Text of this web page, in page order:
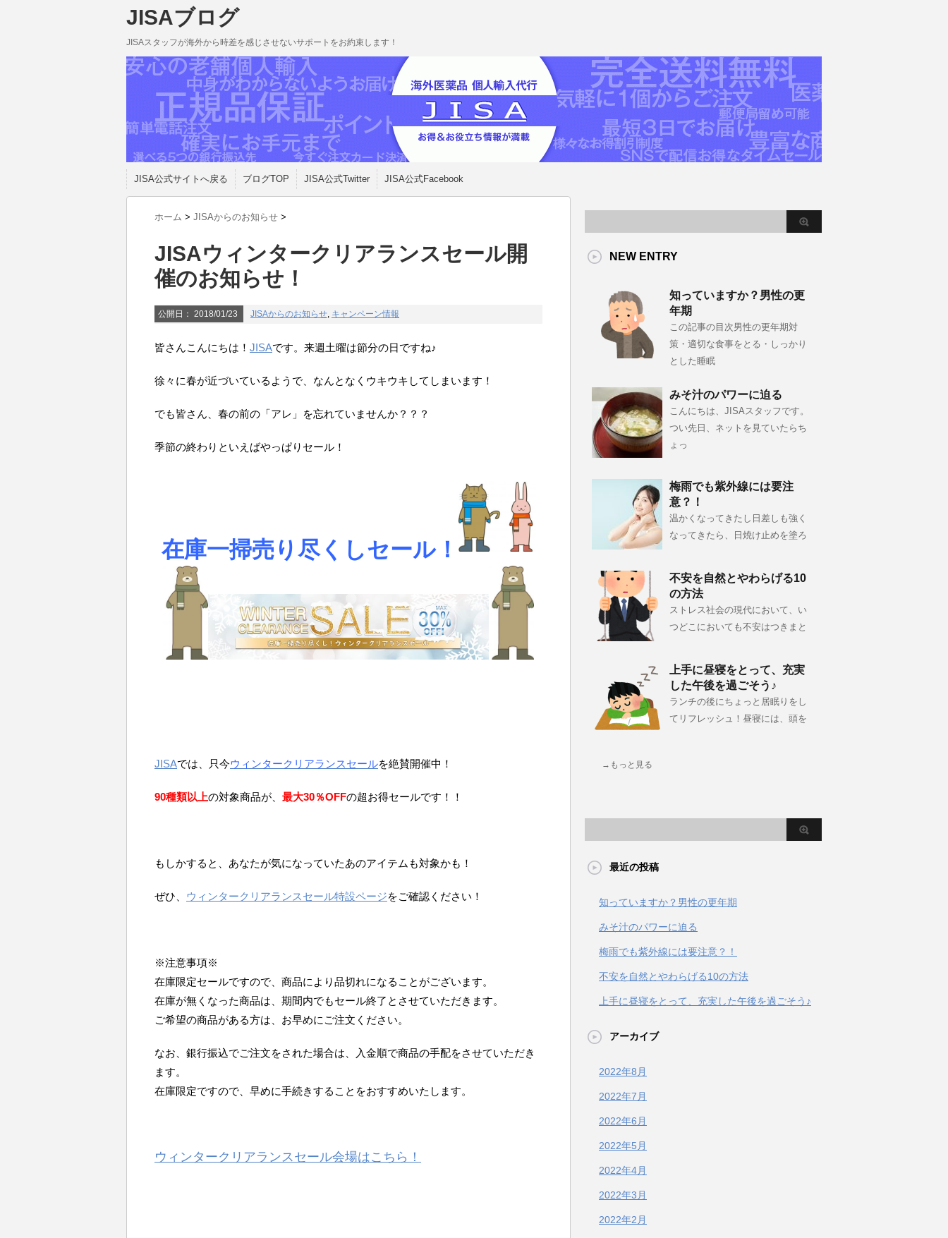
JISAブログ
JISAスタッフが海外から時差を感じさせないサポートをお約束します！
JISA公式サイトへ戻る ブログTOP JISA公式Twitter JISA公式Facebook
ホーム > JISAからのお知らせ >
JISAウィンタークリアランスセール開
催のお知らせ！
公開日： 2018/01/23 JISAからのお知らせ, キャンペーン情報
皆さんこんにちは！ JISAです。来週土曜は節分の日ですね♪
徐々に春が近づいているようで、なんとなくウキウキしてしまいます！
でも皆さん、春の前の「アレ」を忘れていませんか？？？
季節の終わりといえばやっぱりセール！
在庫一掃売り尽くしセール！
JISAでは、只今ウィンタークリアランスセールを絶賛開催中！
90種類以上の対象商品が、 最大30％OFFの超お得セールです！！
もしかすると、あなたが気になっていたあのアイテムも対象かも！
ぜひ、 ウィンタークリアランスセール特設ページをご確認ください！
※注意事項※
在庫限定セールですので、商品により品切れになることがございます。
在庫が無くなった商品は、期間内でもセール終了とさせていただきます。
ご希望の商品がある方は、お早めにご注文ください。
なお、銀行振込でご注文をされた場合は、入金順で商品の手配をさせていただき
ます。
在庫限定ですので、早めに手続きすることをおすすめいたします。
ウィンタークリアランスセール会場はこちら！
NEW ENTRY
知っていますか？男性の更
年期
この記事の目次男性の更年期対
策・適切な食事をとる・しっかり
とした睡眠
みそ汁のパワーに迫る
こんにちは、JISAスタッフです。
つい先日、ネットを見ていたらち
ょっ
梅雨でも紫外線には要注
意？！
温かくなってきたし日差しも強く
なってきたら、日焼け止めを塗ろ
不安を自然とやわらげる10
の方法
ストレス社会の現代において、い
つどこにおいても不安はつきまと
上手に昼寝をとって、充実
した午後を過ごそう♪
ランチの後にちょっと居眠りをし
てリフレッシュ！昼寝には、頭を
→もっと見る
最近の投稿
知っていますか？男性の更年期
みそ汁のパワーに迫る
梅雨でも紫外線には要注意？！
不安を自然とやわらげる10の方法
上手に昼寝をとって、充実した午後を過ごそう♪
アーカイブ
2022年8月
2022年7月
2022年6月
2022年5月
2022年4月
2022年3月
2022年2月